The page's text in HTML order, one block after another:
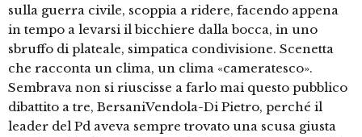
sulla guerra civile, scoppia a ridere, facendo appena
in tempo a levarsi il bicchiere dalla bocca, in uno
sbruffo di plateale, simpatica condivisione. Scenetta
che racconta un clima, un clima «cameratesco».
Sembrava non si riuscisse a farlo mai questo pubblico
dibattito a tre, BersaniVendola-Di Pietro, perché il
leader del Pd aveva sempre trovato una scusa giusta